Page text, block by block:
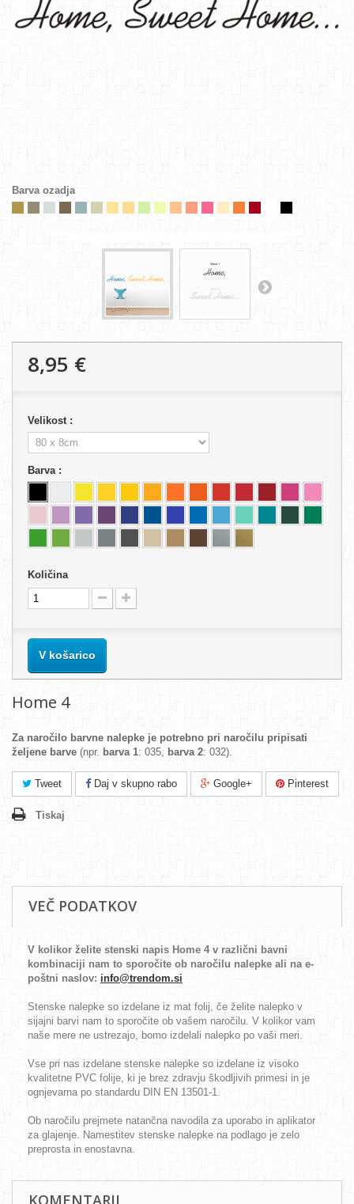
Barva ozadja
8,95 €
Velikost :
Barva :
Količina
V košarico
Home 4
Za naročilo barvne nalepke je potrebno pri naročilu pripisati
željene barve (npr. barva 1: 035, barva 2: 032).
Tweet Daj v skupno rabo Google+ Pinterest
Tiskaj
VEČ PODATKOV
V kolikor želite stenski napis Home 4 v različni bavni
kombinaciji nam to sporočite ob naročilu nalepke ali na e-
poštni naslov: info@trendom.si
Stenske nalepke so izdelane iz mat folij, če želite nalepko v
sijajni barvi nam to sporočite ob vašem naročilu. V kolikor vam
naše mere ne ustrezajo, bomo izdelali nalepko po vaši meri.
Vse pri nas izdelane stenske nalepke so izdelane iz visoko
kvalitetne PVC folije, ki je brez zdravju škodljivih primesi in je
ognjevarna po standardu DIN EN 13501-1.
Ob naročilu prejmete natančna navodila za uporabo in aplikator
za glajenje. Namestitev stenske nalepke na podlago je zelo
preprosta in enostavna.
KOMENTARJI